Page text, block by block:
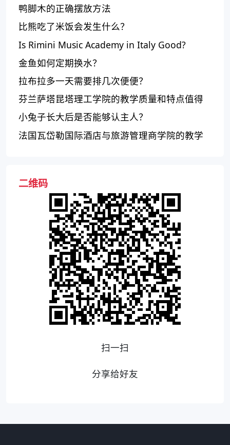
鸭脚木的正确摆放方法
比熊吃了米饭会发生什么？
Is Rimini Music Academy in Italy Good?
金鱼如何定期换水？
拉布拉多一天需要排几次便便？
芬兰萨塔昆塔理工学院的教学质量和特点值得
考虑吗？
小兔子长大后是否能够认主人？
法国瓦岱勒国际酒店与旅游管理商学院的教学
二维码
扫一扫
分享给好友